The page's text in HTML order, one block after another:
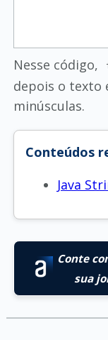
Nesse código,
depois o texto
minúsculas.
Conteúdos
Java
Conte
sua